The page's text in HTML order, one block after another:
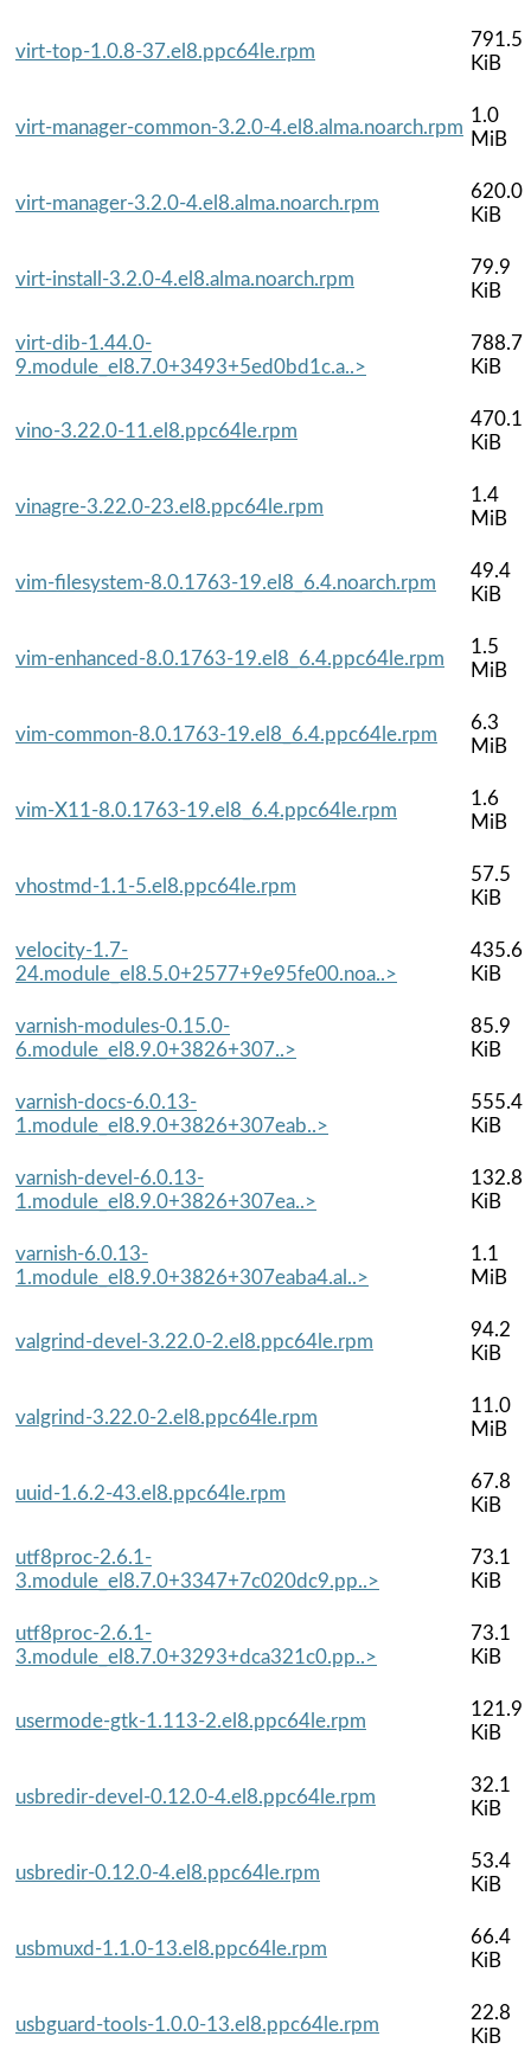
virt-top-1.0.8-37.el8.ppc64le.rpm
791.5
KiB
virt-manager-common-3.2.0-4.el8.alma.noarch.rpm
1.0
MiB
virt-manager-3.2.0-4.el8.alma.noarch.rpm
620.0
KiB
virt-install-3.2.0-4.el8.alma.noarch.rpm
79.9
KiB
virt-dib-1.44.0-
9.module_el8.7.0+3493+5ed0bd1c.a..>
788.7
KiB
vino-3.22.0-11.el8.ppc64le.rpm
470.1
KiB
vinagre-3.22.0-23.el8.ppc64le.rpm
1.4
MiB
vim-filesystem-8.0.1763-19.el8_6.4.noarch.rpm
49.4
KiB
vim-enhanced-8.0.1763-19.el8_6.4.ppc64le.rpm
1.5
MiB
vim-common-8.0.1763-19.el8_6.4.ppc64le.rpm
6.3
MiB
vim-X11-8.0.1763-19.el8_6.4.ppc64le.rpm
1.6
MiB
vhostmd-1.1-5.el8.ppc64le.rpm
57.5
KiB
velocity-1.7-
24.module_el8.5.0+2577+9e95fe00.noa..>
435.6
KiB
varnish-modules-0.15.0-
6.module_el8.9.0+3826+307..>
85.9
KiB
varnish-docs-6.0.13-
1.module_el8.9.0+3826+307eab..>
555.4
KiB
varnish-devel-6.0.13-
1.module_el8.9.0+3826+307ea..>
132.8
KiB
varnish-6.0.13-
1.module_el8.9.0+3826+307eaba4.al..>
1.1
MiB
valgrind-devel-3.22.0-2.el8.ppc64le.rpm
94.2
KiB
valgrind-3.22.0-2.el8.ppc64le.rpm
11.0
MiB
uuid-1.6.2-43.el8.ppc64le.rpm
67.8
KiB
utf8proc-2.6.1-
3.module_el8.7.0+3347+7c020dc9.pp..>
73.1
KiB
utf8proc-2.6.1-
3.module_el8.7.0+3293+dca321c0.pp..>
73.1
KiB
usermode-gtk-1.113-2.el8.ppc64le.rpm
121.9
KiB
usbredir-devel-0.12.0-4.el8.ppc64le.rpm
32.1
KiB
usbredir-0.12.0-4.el8.ppc64le.rpm
53.4
KiB
usbmuxd-1.1.0-13.el8.ppc64le.rpm
66.4
KiB
usbguard-tools-1.0.0-13.el8.ppc64le.rpm
22.8
KiB